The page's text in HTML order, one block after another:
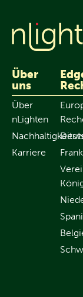
Über
uns
Über
nLighten
Karriere